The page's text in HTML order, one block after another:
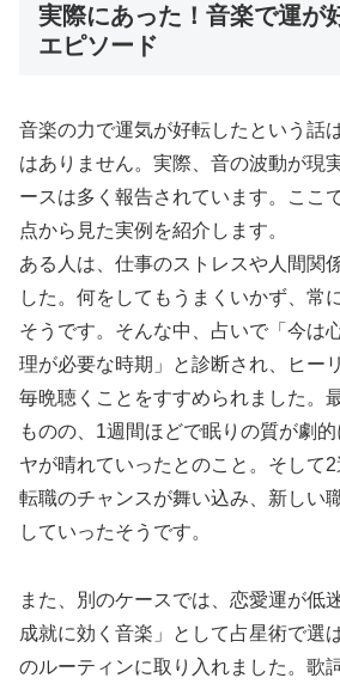
実際にあった！音楽で運が
エピソード
音楽の力で運気が好転したという話
はありません。実際、音の波動が現
ースは多く報告されています。ここ
点から見た実例を紹介します。
ある人は、仕事のストレスや人間関
した。何をしてもうまくいかず、常
そうです。そんな中、占いで「今は
理が必要な時期」と診断され、ヒー
毎晩聴くことをすすめられました。
ものの、1週間ほどで眠りの質が劇
ヤが晴れていったとのこと。そして
転職のチャンスが舞い込み、新しい
していったそうです。
また、別のケースでは、恋愛運が低
成就に効く音楽」として占星術で選
のルーティンに取り入れました。歌